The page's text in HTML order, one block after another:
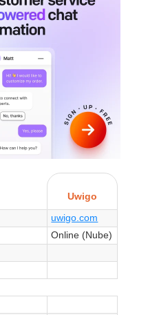
Uwigo
uwigo.com
Online (Nube)